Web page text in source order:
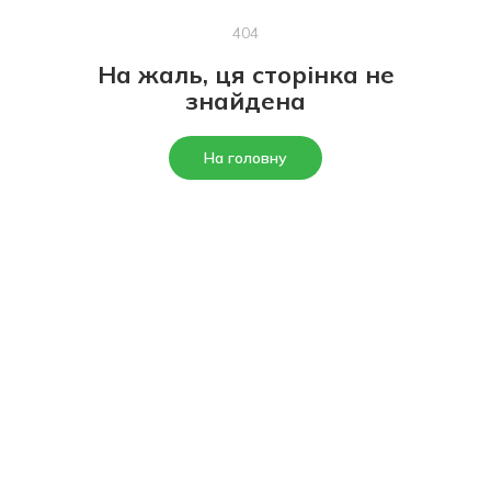
404
На жаль, ця сторінка не
знайдена
На головну